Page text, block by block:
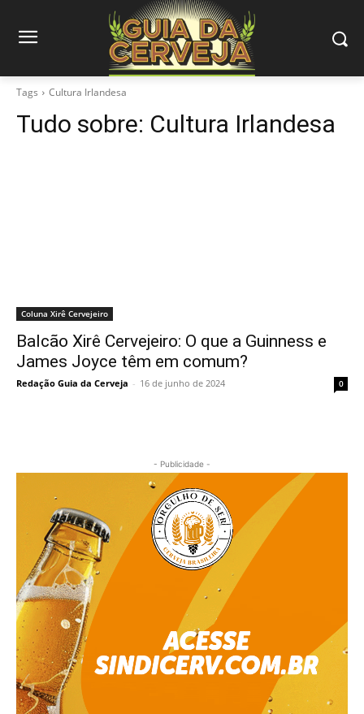
Tags Cultura Irlandesa
Tudo sobre: Cultura Irlandesa
Coluna Xirê Cervejeiro
Balcão Xirê Cervejeiro: O que a Guinness e
James Joyce têm em comum?
Redação Guia da Cerveja - 16 de junho de 2024 0
- Publicidade -